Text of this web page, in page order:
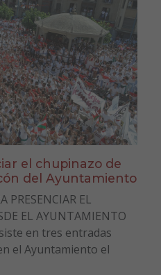
el chupinazo de
del Ayuntamiento
PRESENCIAR EL
EL AYUNTAMIENTO
en tres entradas
el Ayuntamiento el